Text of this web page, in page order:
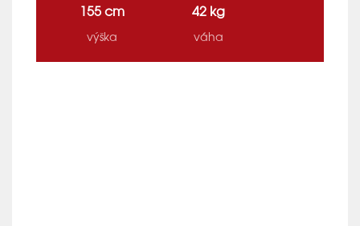
155 cm
výška
42 kg
váha